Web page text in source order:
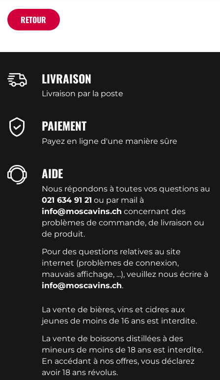
RETOUR
LIVRAISON
Livraison par la poste
PAIEMENT
Payez en ligne d'une manière sûre
AIDE
Nous répondons à toutes vos questions au
021 634 91 21 ou par mail à
info@moscavins.ch concernant des
problèmes de commande, de livraison ou
de produit.
Pour des questions relatives au site
internet (problèmes de connexion,
mauvais affichage, ...), veuillez nous écrire à
info@moscavins.ch.
La vente de bières, vins et cidres aux
jeunes de moins de 16 ans est interdite.
La vente de boissons distillées à des
mineurs de moins de 18 ans est interdite.
En accédant à nos offres, vous déclarez
avoir 18 ans révolus.